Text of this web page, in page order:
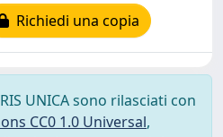
Richiedi una copia
UNICA sono rilasciati con
CC0 1.0 Universal,